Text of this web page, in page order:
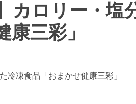
カロリー・塩
三彩」
冷凍食品「おまかせ健康三彩」